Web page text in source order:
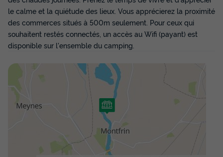
TENTE TOILE ET BOIS 4 personnes - Les
Muguets - 4 personnes
Adultes
le calme et la quiétude des lieux. Vous apprécierez la proximité
des commerces situés à 500m seulement. Pour ceux qui
souhaitent restés connectés, un accès au Wifi (payant) est
disponible sur l'ensemble du camping.